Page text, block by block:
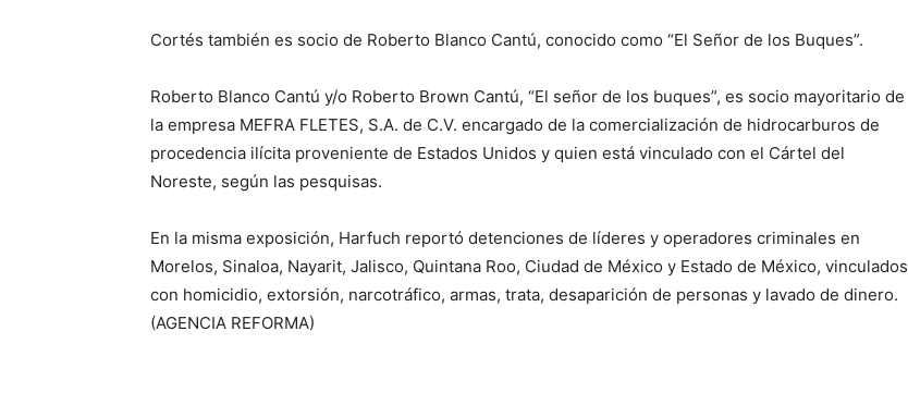
Cortés también es socio de Roberto Blanco Cantú, conocido como “El Señor de los Buques”.
Roberto Blanco Cantú y/o Roberto Brown Cantú, “El señor de los buques”, es socio mayoritario de
la empresa MEFRA FLETES, S.A. de C.V. encargado de la comercialización de hidrocarburos de
procedencia ilícita proveniente de Estados Unidos y quien está vinculado con el Cártel del
Noreste, según las pesquisas.
En la misma exposición, Harfuch reportó detenciones de líderes y operadores criminales en
Morelos, Sinaloa, Nayarit, Jalisco, Quintana Roo, Ciudad de México y Estado de México, vinculados
con homicidio, extorsión, narcotráfico, armas, trata, desaparición de personas y lavado de dinero.
(AGENCIA REFORMA)